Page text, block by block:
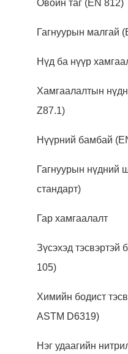
Овойн таг (EN 812)
Гагнуурын малгай
Нүд ба нүүр
Хамгаалалтын
Z87.1)
Нүүрний бамбай
Гагнуурын нүдний
стандарт)
Гар хамгаалалт
Зүсэхэд тэсвэртэй
105)
Химийн бодист
ASTM D6319)
Нэг удаагийн